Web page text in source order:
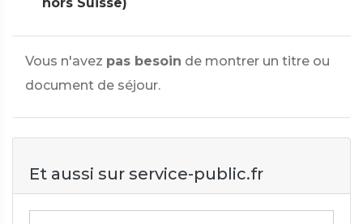
Vous n'avez pas besoin de montrer un titre ou
document de séjour.
Et aussi sur service-public.fr